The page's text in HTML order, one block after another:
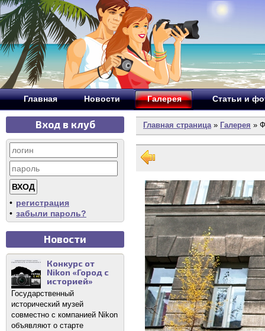
Главная Новости Галерея Статьи и
Вход в клуб
• регистрация
• забыли пароль?
Новости
Конкурс от
Nikon «Город с
историей»
Государственный
исторический музей
совместно с компанией Nikon
объявляют о старте
Главная страница» Галерея »